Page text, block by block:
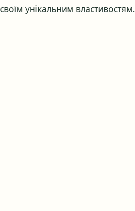
своїм унікальним властивостям.